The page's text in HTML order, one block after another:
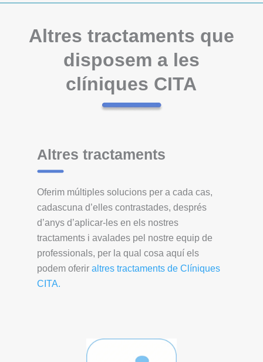
Altres tractaments que
disposem a les
clíniques CITA
Altres tractaments
Oferim múltiples solucions per a cada cas,
cadascuna d’elles contrastades, després
d’anys d’aplicar-les en els nostres
tractaments i avalades pel nostre equip de
professionals, per la qual cosa aquí els
podem oferir altres tractaments de Clíniques
CITA.